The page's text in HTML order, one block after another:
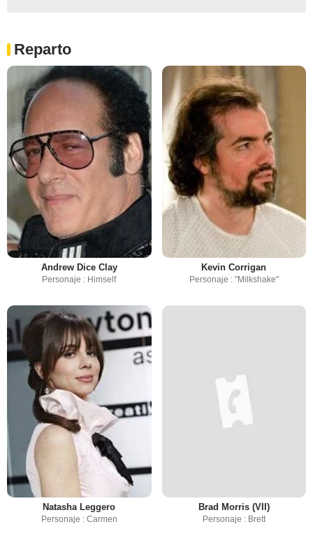
Reparto
Andrew Dice Clay
Personaje : Himself
Kevin Corrigan
Personaje : "Milkshake"
Natasha Leggero
Personaje : Carmen
Brad Morris (VII)
Personaje : Brett